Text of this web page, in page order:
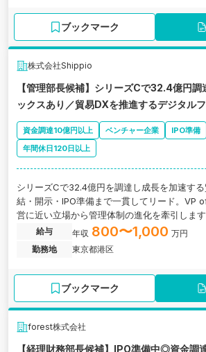
ブックマーク
株式会社Shippio
【管理部長候補】シリーズCで32.4億円調
ックスあり／貿易DXを推進するデジタル
資金調達10億円以上 ベンチャー企業 IPO準備
年間休日120日以上
シリーズCで32.4億円を調達し成長を加速す
結・開示・IPO準備まで一貫してリード。VP
営に近い立場から管理体制の進化を牽引します
給与 年収 800〜1,000 万円
勤務地
東京都港区
ブックマーク
forest株式会社
【経理財務部長候補】IPO準備中◎資金調